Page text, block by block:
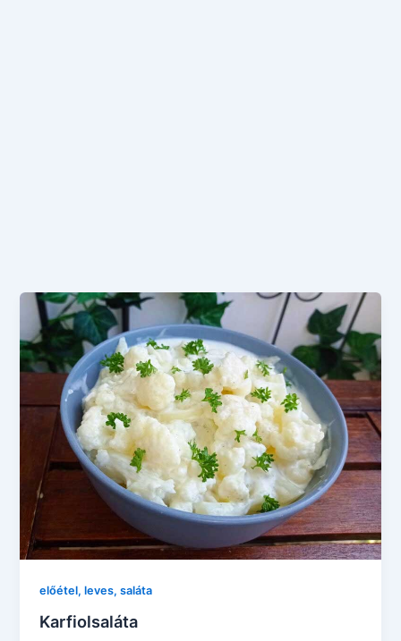
előétel, leves, saláta
Karfiolsaláta